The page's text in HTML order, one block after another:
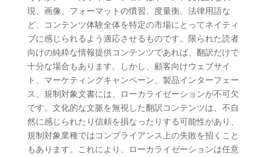
現、画像、フォーマットの慣習、度量衡、法律用語な
ど、コンテンツ体験全体を特定の市場にとってネイティ
ブに感じられるよう適応させるものです。限られた読者
向けの純粋な情報提供コンテンツであれば、翻訳だけで
十分な場合もあります。しかし、顧客向けウェブサイ
ト、マーケティングキャンペーン、製品インターフェー
ス、規制対象文書には、ローカライゼーションが不可欠
です。文化的な文脈を無視した翻訳コンテンツは、不自
然に感じられたり信頼を損なったりする可能性があり、
規制対象業種ではコンプライアンス上の失敗を招くこと
もあります。これにより、ローカライゼーションは任意